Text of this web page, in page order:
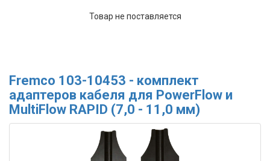
Товар не поставляется
Fremco 103-10453 - комплект
адаптеров кабеля для PowerFlow и
MultiFlow RAPID (7,0 - 11,0 мм)